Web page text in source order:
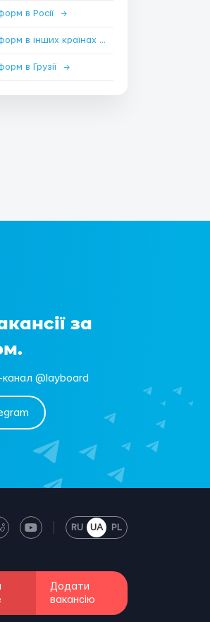
в Росії →
Рейтинг освітніх платформ в інших країнах→
в Грузії →
за
канал @layboard
RU UA PL
Додати
вакансію